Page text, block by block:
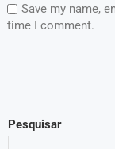
Save my name,
time I comment.
Pesquisar